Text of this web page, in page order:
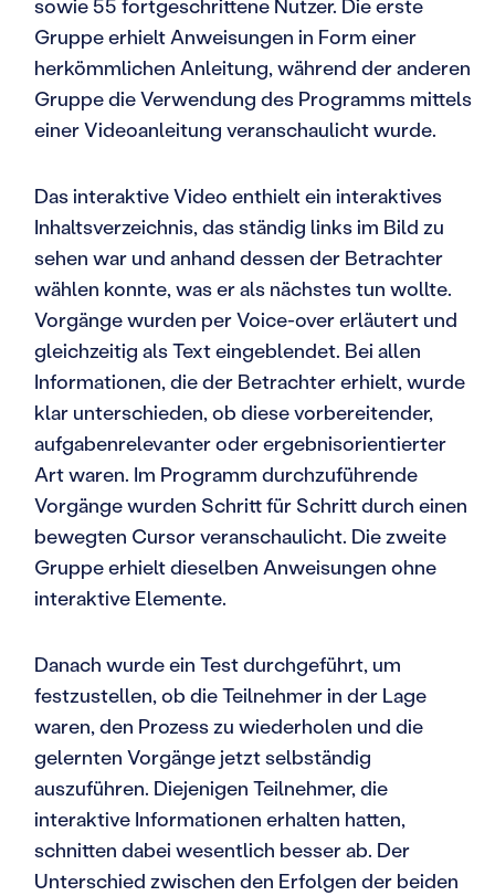
sowie 55 fortgeschrittene Nutzer. Die erste
Gruppe erhielt Anweisungen in Form einer
herkömmlichen Anleitung, während der anderen
Gruppe die Verwendung des Programms mittels
einer Videoanleitung veranschaulicht wurde.
Das interaktive Video enthielt ein interaktives
Inhaltsverzeichnis, das ständig links im Bild zu
sehen war und anhand dessen der Betrachter
wählen konnte, was er als nächstes tun wollte.
Vorgänge wurden per Voice-over erläutert und
gleichzeitig als Text eingeblendet. Bei allen
Informationen, die der Betrachter erhielt, wurde
klar unterschieden, ob diese vorbereitender,
aufgabenrelevanter oder ergebnisorientierter
Art waren. Im Programm durchzuführende
Vorgänge wurden Schritt für Schritt durch einen
bewegten Cursor veranschaulicht. Die zweite
Gruppe erhielt dieselben Anweisungen ohne
interaktive Elemente.
Danach wurde ein Test durchgeführt, um
festzustellen, ob die Teilnehmer in der Lage
waren, den Prozess zu wiederholen und die
gelernten Vorgänge jetzt selbständig
auszuführen. Diejenigen Teilnehmer, die
interaktive Informationen erhalten hatten,
schnitten dabei wesentlich besser ab. Der
Unterschied zwischen den Erfolgen der beiden